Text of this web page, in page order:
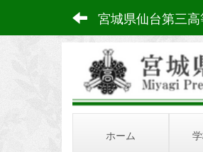
宮城県仙台第三
ホーム